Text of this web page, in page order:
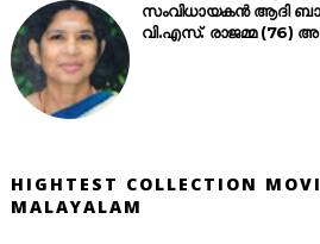
സംവിധായകൻ ആദി
വി.എസ്. രാജമ്മ (76)
HIGHTEST COLLECTION
MALAYALAM